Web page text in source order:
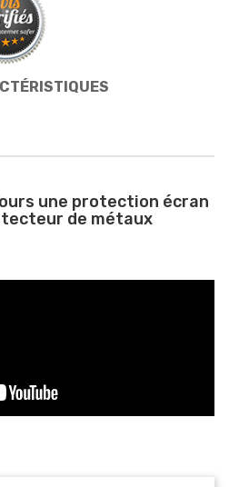
une protection écran
de métaux